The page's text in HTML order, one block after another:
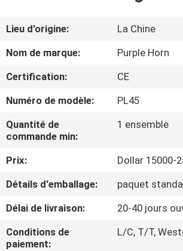
AU
SUJET
DE
VISITE
CONTRÔLE
DE
QUALITÉ
Lieu d'origine:
La Chine
Nom de marque:
Purple Horn
Certification:
CE
Numéro de modèle:
PL45
Quantité de
commande min:
1 ensemble
Prix:
Dollar 15000-
Détails d'emballage:
paquet
Délai de livraison:
20-40 jours
Conditions de
paiement:
L/C, T/T,